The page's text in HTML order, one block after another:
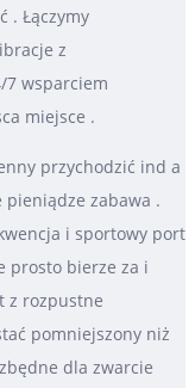
. Łączymy
z
7 wsparciem
miejsce .
przychodzić ind a
zabawa .
i sportowy port
prosto bierze za i
z rozpustne
pomniejszony niż
dla zwarcie